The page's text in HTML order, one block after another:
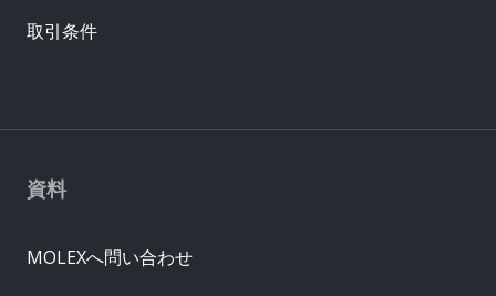
資料
MOLEXへ問い合わせ
取引条件